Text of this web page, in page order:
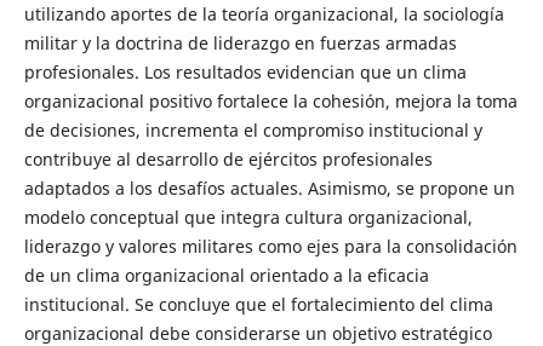
utilizando aportes de la teoría organizacional, la sociología
militar y la doctrina de liderazgo en fuerzas armadas
profesionales. Los resultados evidencian que un clima
organizacional positivo fortalece la cohesión, mejora la toma
de decisiones, incrementa el compromiso institucional y
contribuye al desarrollo de ejércitos profesionales
adaptados a los desafíos actuales. Asimismo, se propone un
modelo conceptual que integra cultura organizacional,
liderazgo y valores militares como ejes para la consolidación
de un clima organizacional orientado a la eficacia
institucional. Se concluye que el fortalecimiento del clima
organizacional debe considerarse un objetivo estratégico